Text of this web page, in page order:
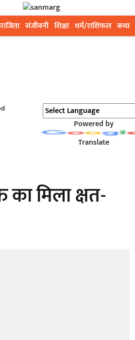
संजीवनी शिक्षा धर्म/राशिफल कथा
Powered by
Translate
मिला क्षत-